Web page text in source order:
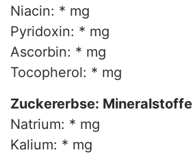
Niacin: * mg
Pyridoxin: * mg
Ascorbin: * mg
Tocopherol: * mg
Zuckererbse: Mineralstoffe
Natrium: * mg
Kalium: * mg